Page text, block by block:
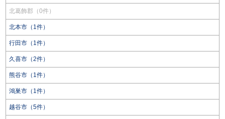
北葛飾郡（0件）
北本市（1件）
行田市（1件）
久喜市（2件）
熊谷市（1件）
鴻巣市（1件）
越谷市（5件）